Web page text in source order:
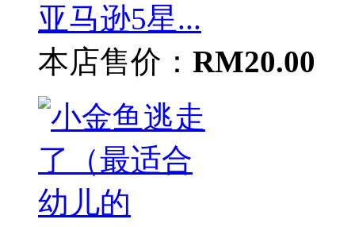
亚马逊5星...
本店售价： RM20.00